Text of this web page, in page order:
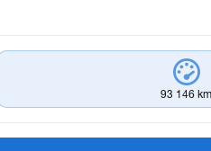
93 146 km